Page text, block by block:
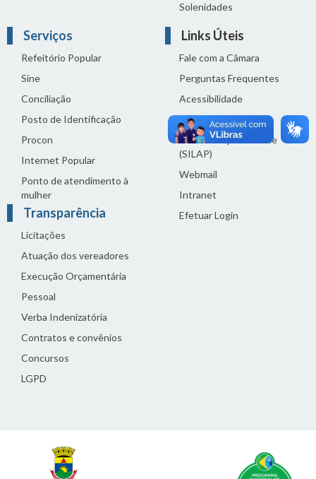
Solenidades
Serviços
Refeitório Popular
Sine
Conciliação
Posto de Identificação
Procon
Internet Popular
Ponto de atendimento à
mulher
Transparência
Licitações
Atuação dos vereadores
Execução Orçamentária
Pessoal
Verba Indenizatória
Contratos e convênios
Concursos
LGPD
Links Úteis
Fale com a Câmara
Perguntas Frequentes
Acessibilidade
Termos de uso
Política de privacidade
(SILAP)
Webmail
Intranet
Efetuar Login